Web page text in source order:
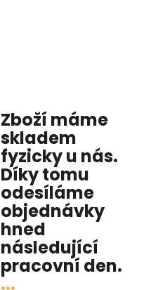
Zboží máme
skladem
fyzicky u nás.
Díky tomu
odesíláme
objednávky
hned
následující
pracovní den.
...